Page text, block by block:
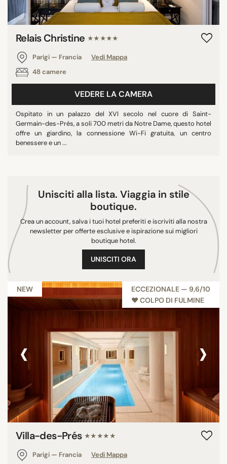
Relais Christine ★★★★★
Parigi — Francia
Vedi Mappa
48 camere
VEDERE LA CAMERA
Ospitato in un palazzo del XVI secolo nel cuore di Saint-
Germain-des-Prés, a soli 700 metri da Notre Dame, questo hotel
offre un giardino, la connessione Wi-Fi gratuita, un centro
benessere e un ...
Unisciti alla lista. Viaggia in stile
boutique.
Crea un account, salva i tuoi hotel preferiti e iscriviti alla nostra
newsletter per offerte esclusive e ispirazione sui migliori
boutique hotel.
UNISCITI ORA
NEW
ECCEZIONALE — 9,6/10
♥︎ COLPO DI FULMINE
‹ ›
Villa-des-Prés ★★★★★
Parigi — Francia
Vedi Mappa